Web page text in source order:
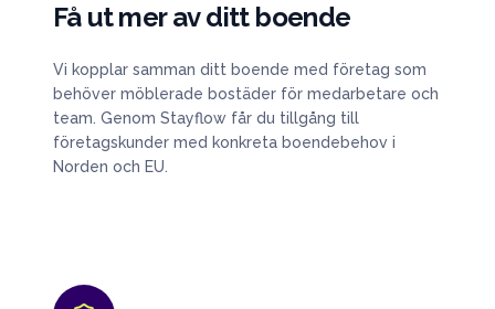
Få ut mer av ditt boende
Vi kopplar samman ditt boende med företag som
behöver möblerade bostäder för medarbetare och
team. Genom Stayflow får du tillgång till
företagskunder med konkreta boendebehov i
Norden och EU.